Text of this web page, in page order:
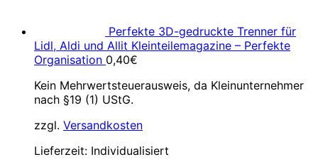
Perfekte 3D-gedruckte Trenner für
Lidl, Aldi und Allit Kleinteilemagazine – Perfekte
Organisation 0,40€
Kein Mehrwertsteuerausweis, da Kleinunternehmer
nach §19 (1) UStG.
zzgl. Versandkosten
Lieferzeit: Individualisiert